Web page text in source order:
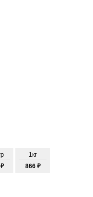
1кг
866 ₽